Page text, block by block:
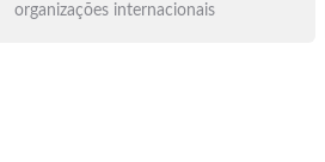
organizações internacionais